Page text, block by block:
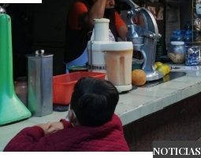
NOTICIAS